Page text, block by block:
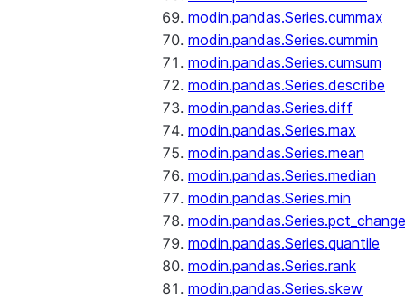
modin.pandas.Series.cummax
modin.pandas.Series.cummin
modin.pandas.Series.cumsum
modin.pandas.Series.describe
modin.pandas.Series.diff
modin.pandas.Series.max
modin.pandas.Series.mean
modin.pandas.Series.median
modin.pandas.Series.min
modin.pandas.Series.pct_change
modin.pandas.Series.quantile
modin.pandas.Series.rank
modin.pandas.Series.skew